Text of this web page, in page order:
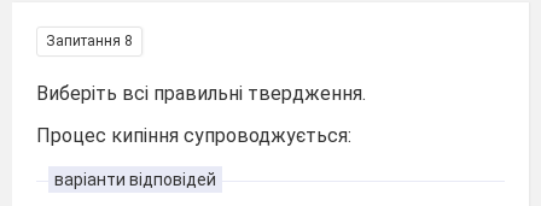
Запитання 8
Виберіть всі правильні твердження.
Процес кипіння супроводжується:
варіанти відповідей